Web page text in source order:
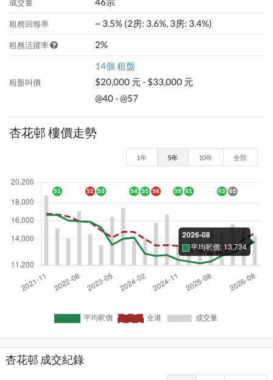
成交量
租務回報率 ~ 3.5% (2房: 3.6%, 3房: 3.4%)
租務活躍率 2%
租盤叫價
14個 租盤
$20,000 元 - $33,000 元
@40 - @57
杏花邨 樓價走勢
1年 5年 10年 全部
杏花邨 成交紀錄